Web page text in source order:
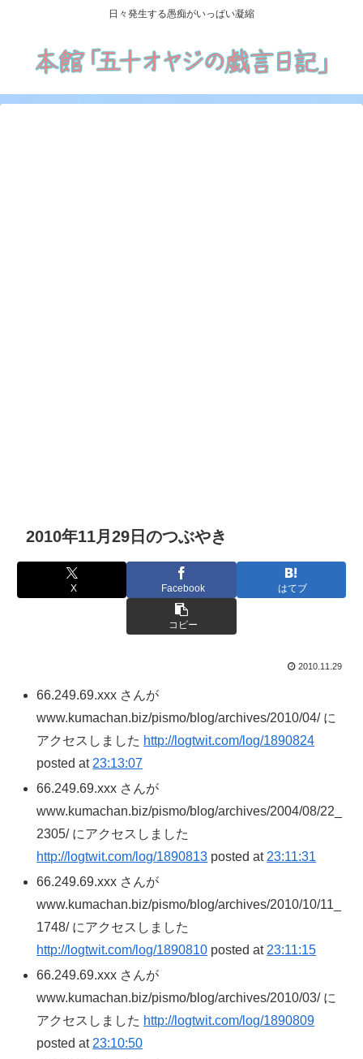
日々発生する愚痴がいっぱい凝縮
2010年11月29日のつぶやき
X Facebook はてブ
コピー
2010.11.29
66.249.69.xxx さんが
www.kumachan.biz/pismo/blog/archives/2010/04/ に
アクセスしました http://logtwit.com/log/1890824
posted at 23:13:07
66.249.69.xxx さんが
www.kumachan.biz/pismo/blog/archives/2004/08/22_
2305/ にアクセスしました
http://logtwit.com/log/1890813 posted at 23:11:31
66.249.69.xxx さんが
www.kumachan.biz/pismo/blog/archives/2010/10/11_
1748/ にアクセスしました
http://logtwit.com/log/1890810 posted at 23:11:15
66.249.69.xxx さんが
www.kumachan.biz/pismo/blog/archives/2010/03/ に
アクセスしました http://logtwit.com/log/1890809
posted at 23:10:50